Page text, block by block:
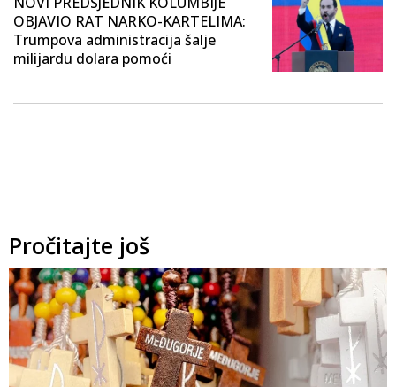
OBJAVIO RAT NARKO-KARTELIMA:
Trumpova administracija šalje
milijardu dolara pomoći
Pročitajte još